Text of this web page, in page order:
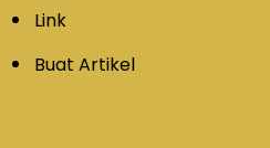
Link
Buat Artikel